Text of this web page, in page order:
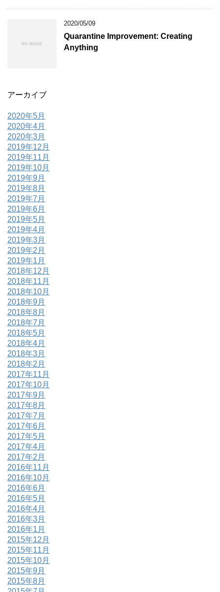
2020/05/09
Quarantine Improvement: Creating
Anything
アーカイブ
2020年5月
2020年4月
2020年3月
2019年12月
2019年11月
2019年10月
2019年9月
2019年8月
2019年7月
2019年6月
2019年5月
2019年4月
2019年3月
2019年2月
2019年1月
2018年12月
2018年11月
2018年10月
2018年9月
2018年8月
2018年7月
2018年5月
2018年4月
2018年3月
2018年2月
2017年11月
2017年10月
2017年9月
2017年8月
2017年7月
2017年6月
2017年5月
2017年4月
2017年2月
2016年11月
2016年10月
2016年6月
2016年5月
2016年4月
2016年3月
2016年1月
2015年12月
2015年11月
2015年10月
2015年9月
2015年8月